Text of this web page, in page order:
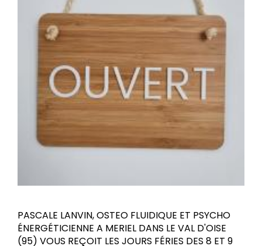
PASCALE LANVIN, OSTEO FLUIDIQUE ET PSYCHO
ÉNERGÉTICIENNE A MERIEL DANS LE VAL D'OISE
(95) VOUS REÇOIT LES JOURS FÉRIES DES 8 ET 9